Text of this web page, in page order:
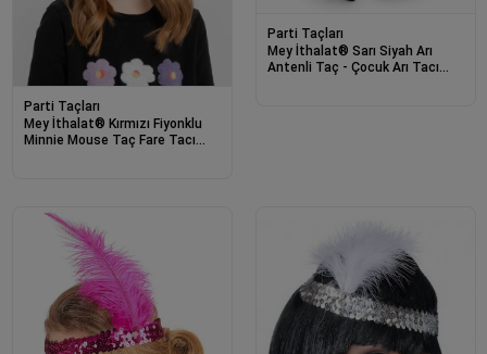
Parti Taçları
Mey İthalat® Kırmızı Fiyonklu
Minnie Mouse Taç Fare Tacı
Parti Taçları
Mey İthalat® Sarı Siyah Arı
Antenli Taç - Çocuk Arı Tacı